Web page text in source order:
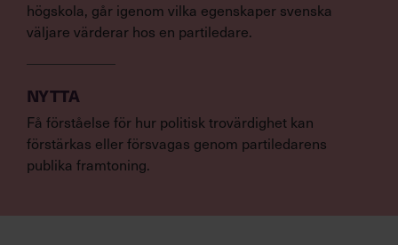
högskola, går igenom vilka egenskaper svenska
väljare värderar hos en partiledare.
NYTTA
Få förståelse för hur politisk trovärdighet kan
förstärkas eller försvagas genom partiledarens
publika framtoning.